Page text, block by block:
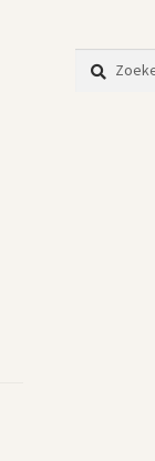
Zoeken
naar: